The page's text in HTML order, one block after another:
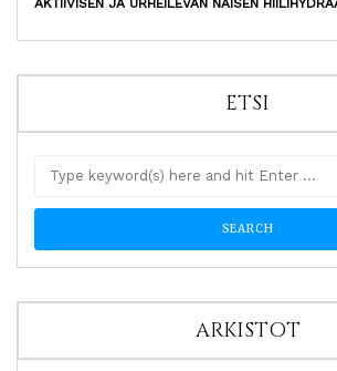
AKTIIVISEN JA URHEILEVAN NAISEN
ETSI
ARKISTOT